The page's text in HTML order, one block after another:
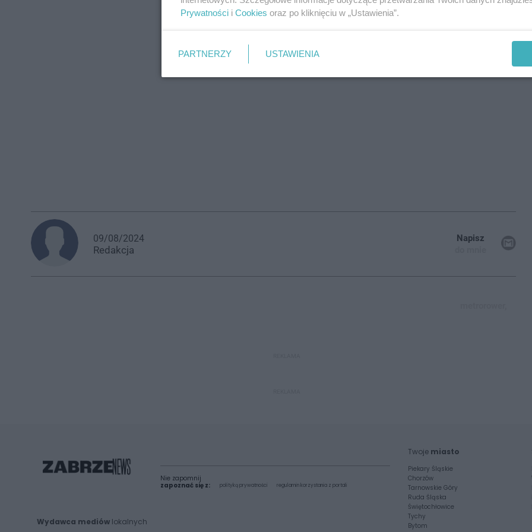
09/08/2024
Redakcja
Napisz
Wydawca mediów lokalnych
Nie zapomnij
zapoznać się z:
polityką prywatności regulamin korzystania z portali
Twoje miasto
Piekary Śląskie
Chorzów
Tarnowskie Góry
Ruda Śląska
Świętochłowice
Tychy
Bytom
Prywatności i Cookies oraz po kliknięciu w „Ustawienia”.
PARTNERZY USTAWIENIA